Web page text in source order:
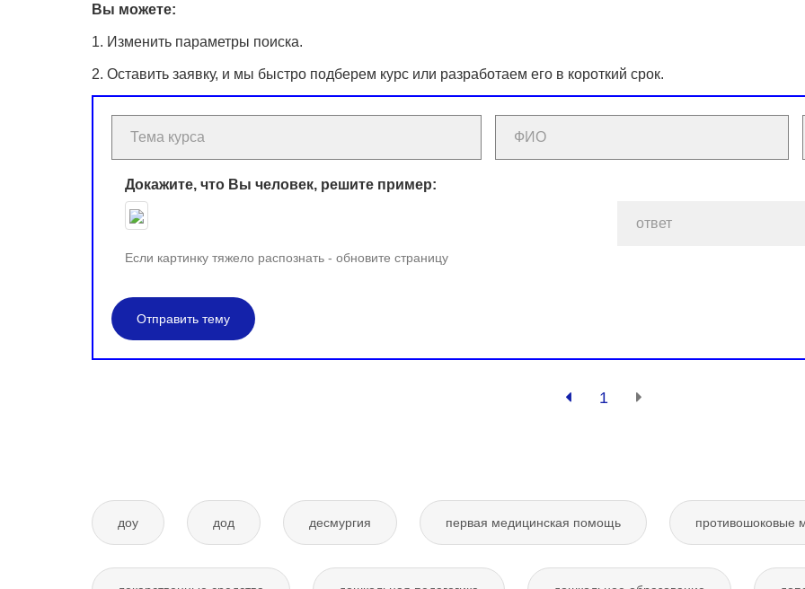
Вы можете:
1. Изменить параметры поиска.
2. Оставить заявку, и мы быстро подберем курс или разработаем его в короткий срок.
Докажите, что Вы человек, решите пример:
Если картинку тяжело распознать - обновите страницу
Отправить тему
1
доу дод десмургия первая медицинская помощь противошоковые